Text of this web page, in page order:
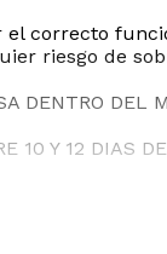
el correcto
riesgo de
DENTRO DEL
10 Y 12 DIAS